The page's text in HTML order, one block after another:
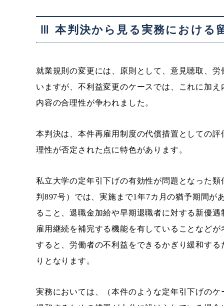
Ⅲ 本判決から見る実務における
就業規則の変更には、原則として、意見聴取、
いますが、不利益変更のケースでは、これに加
内容の合理性が争われました。
本判決は、本件再雇用制度の代償措置としての
理性が否定された点に特色があります。
私立大学の定年引下げの有効性が問題となった
判897号）では、実施まで1年7カ月の猶予期間が
ること、退職金加給や早期退職者に対する新優
雇用継続を補完する機能を有していることなど
すると、労働者の不利益をできるかぎり緩和す
りとなります。
実務においては、（本件のような定年引下げの